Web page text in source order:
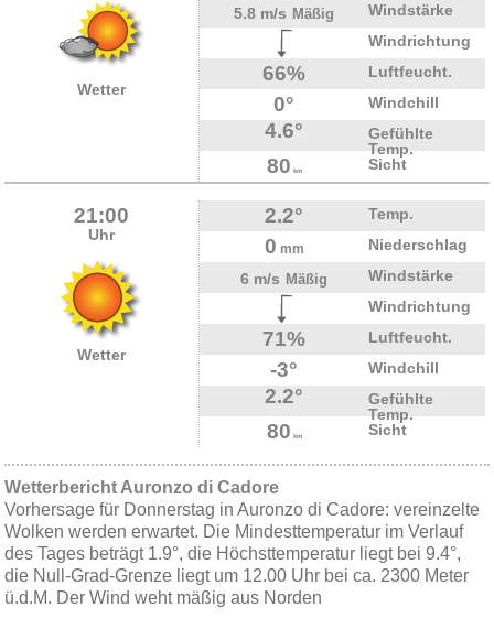
Wetter
5.8 m/s Mäßig
Windstärke
Windrichtung
66% Luftfeucht.
0° Windchill
4.6°
Gefühlte
Temp.
80 km Sicht
21:00
Uhr
Wetter
2.2° Temp.
0 mm
Niederschlag
6 m/s Mäßig
Windstärke
Windrichtung
71% Luftfeucht.
-3° Windchill
2.2°
Gefühlte
Temp.
80 km Sicht
Wetterbericht Auronzo di Cadore
Vorhersage für Donnerstag in Auronzo di Cadore: vereinzelte
Wolken werden erwartet. Die Mindesttemperatur im Verlauf
des Tages beträgt 1.9°, die Höchsttemperatur liegt bei 9.4°,
die Null-Grad-Grenze liegt um 12.00 Uhr bei ca. 2300 Meter
ü.d.M. Der Wind weht mäßig aus Norden